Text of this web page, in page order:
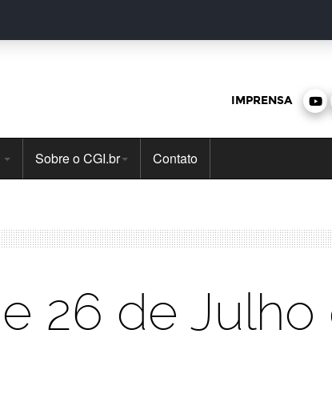
IMPRENSA
Sobre o CGI.br Contato
26 de Julho